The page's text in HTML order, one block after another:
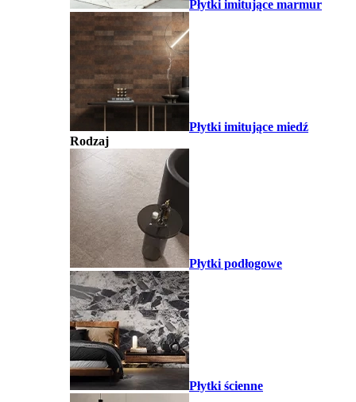
Płytki imitujące marmur
Płytki imitujące miedź
Rodzaj
Płytki podłogowe
Płytki ścienne